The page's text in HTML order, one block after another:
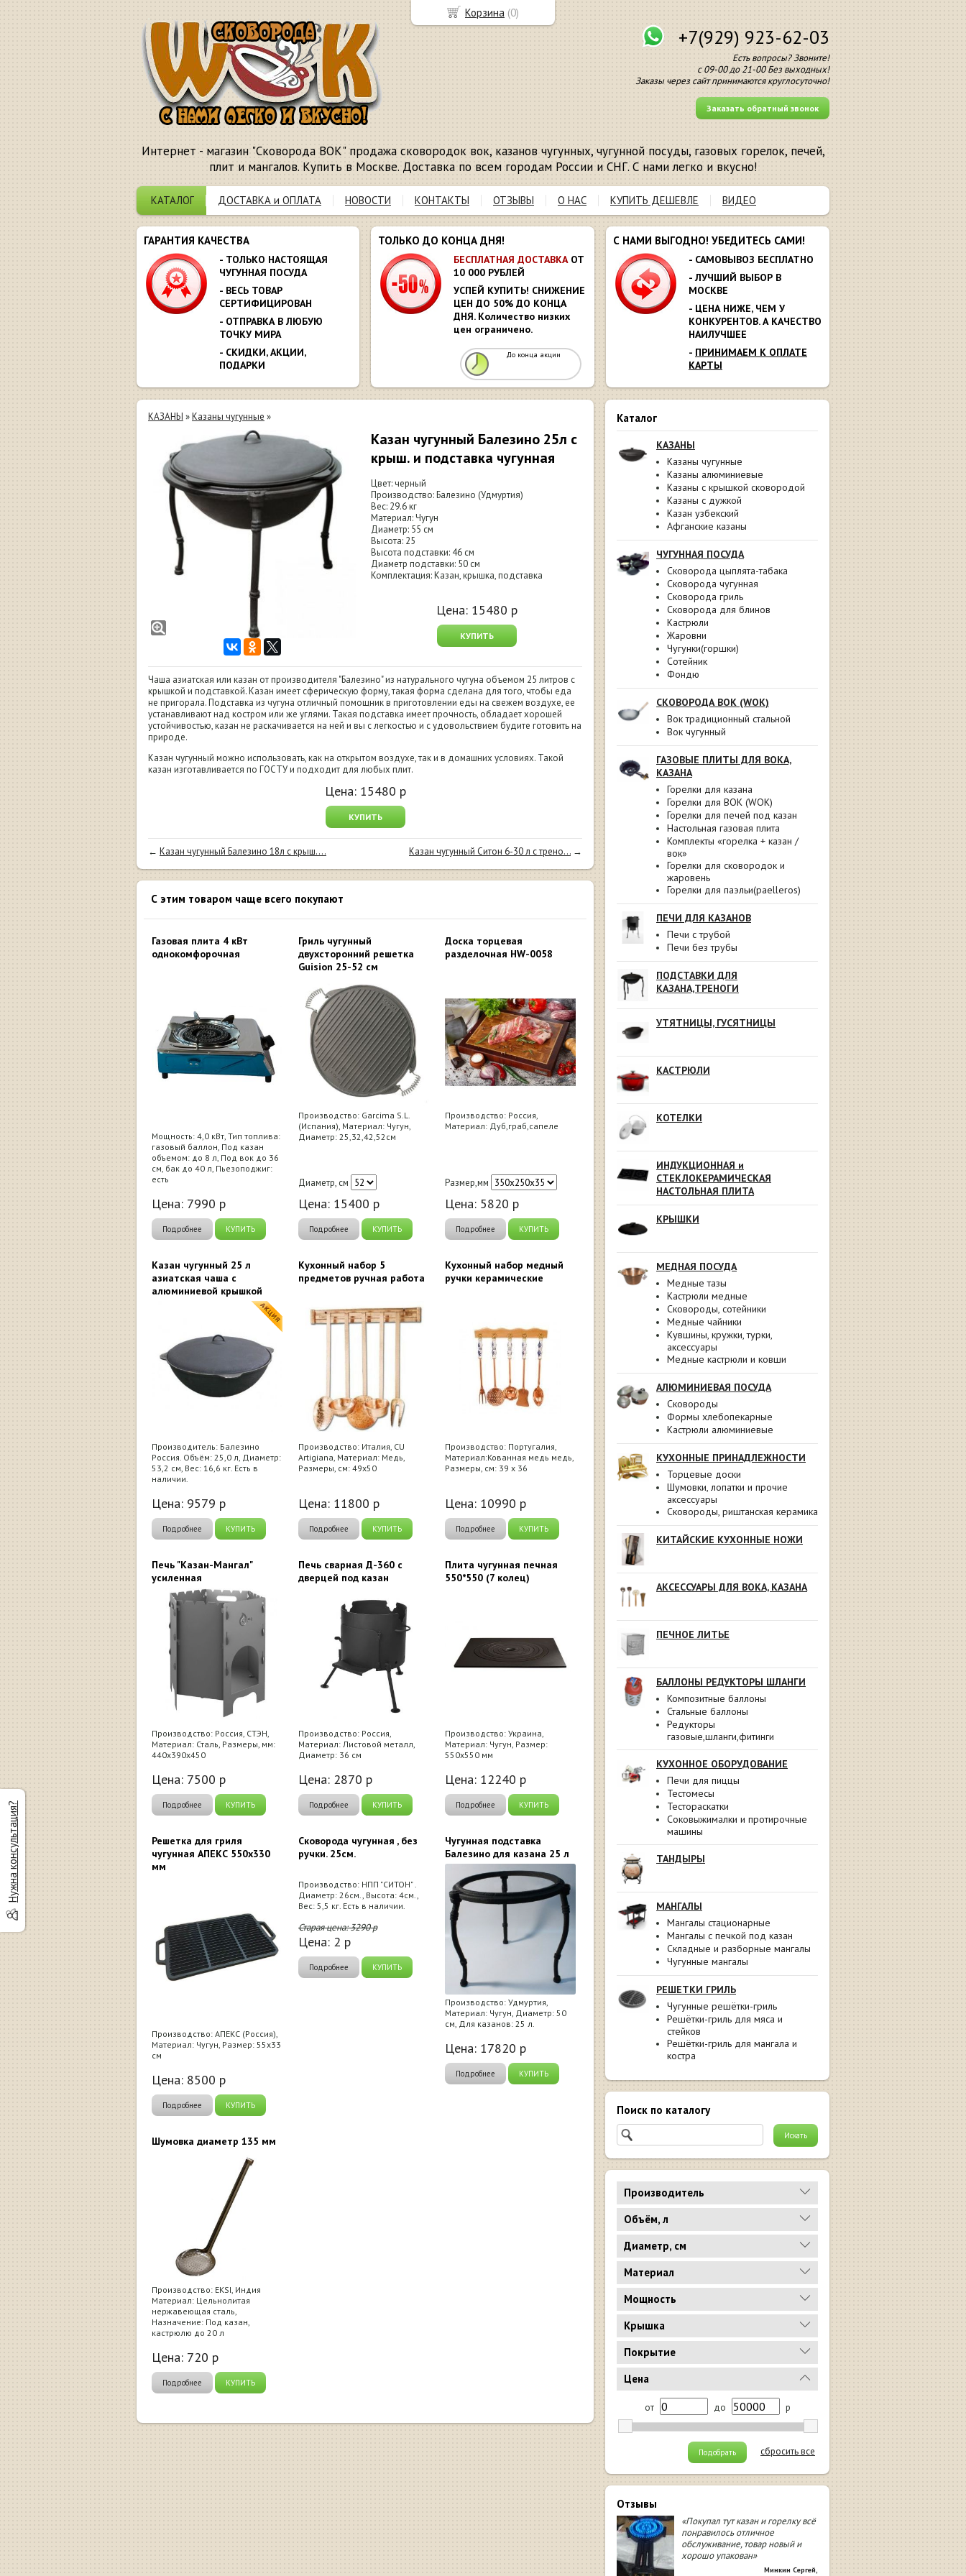
+7(929) 923-62-03
Есть вопросы? Звоните!
с 09-00 до 21-00 Без выходных!
Заказы через сайт принимаются круглосуточно!
Заказать обратный звонок
Интернет - магазин "Сковорода ВОК" продажа сковородок вок, казанов чугунных, чугунной посуды, газовых горелок, печей,
плит и мангалов. Купить в Москве. Доставка по всем городам России и СНГ. С нами легко и вкусно!
КАТАЛОГ ДОСТАВКА и ОПЛАТА НОВОСТИ КОНТАКТЫ ОТЗЫВЫ О НАС КУПИТЬ ДЕШЕВЛЕ ВИДЕО
ГАРАНТИЯ КАЧЕСТВА
- ТОЛЬКО НАСТОЯЩАЯ
ЧУГУННАЯ ПОСУДА
- ВЕСЬ ТОВАР
СЕРТИФИЦИРОВАН
- ОТПРАВКА В ЛЮБУЮ
ТОЧКУ МИРА
- СКИДКИ, АКЦИИ,
ПОДАРКИ
ТОЛЬКО ДО КОНЦА ДНЯ!
БЕСПЛАТНАЯ ДОСТАВКА ОТ
10 000 РУБЛЕЙ
УСПЕЙ КУПИТЬ! СНИЖЕНИЕ
ЦЕН ДО 50% ДО КОНЦА
ДНЯ. Количество низких
цен ограничено.
До конца акции
С НАМИ ВЫГОДНО! УБЕДИТЕСЬ САМИ!
- САМОВЫВОЗ БЕСПЛАТНО
- ЛУЧШИЙ ВЫБОР В
МОСКВЕ
- ЦЕНА НИЖЕ, ЧЕМ У
КОНКУРЕНТОВ. А КАЧЕСТВО
НАИЛУЧШЕЕ
- ПРИНИМАЕМ К ОПЛАТЕ
КАРТЫ
Каталог
КАЗАНЫ
Казаны чугунные
Казаны алюминиевые
Казаны с крышкой сковородой
Казаны с дужкой
Казан узбекский
Афганские казаны
ЧУГУННАЯ ПОСУДА
Сковорода цыплята-табака
Сковорода чугунная
Сковорода гриль
Сковорода для блинов
Кастрюли
Жаровни
Чугунки(горшки)
Сотейник
Фондю
СКОВОРОДА ВОК (WOK)
Вок традиционный стальной
Вок чугунный
ГАЗОВЫЕ ПЛИТЫ ДЛЯ ВОКА,
КАЗАНА
Горелки для казана
Горелки для ВОК (WOK)
Горелки для печей под казан
Настольная газовая плита
Комплекты «горелка + казан /
вок»
Горелки для сковородок и
жаровень
Горелки для паэльи(paelleros)
ПЕЧИ ДЛЯ КАЗАНОВ
Печи с трубой
Печи без трубы
ПОДСТАВКИ ДЛЯ
КАЗАНА,ТРЕНОГИ
УТЯТНИЦЫ, ГУСЯТНИЦЫ
КАСТРЮЛИ
КОТЕЛКИ
ИНДУКЦИОННАЯ и
СТЕКЛОКЕРАМИЧЕСКАЯ
НАСТОЛЬНАЯ ПЛИТА
КРЫШКИ
МЕДНАЯ ПОСУДА
Медные тазы
Кастрюли медные
Сковороды, сотейники
Медные чайники
Кувшины, кружки, турки,
аксессуары
Медные кастрюли и ковши
АЛЮМИНИЕВАЯ ПОСУДА
Сковороды
Формы хлебопекарные
Кастрюли алюминиевые
КУХОННЫЕ ПРИНАДЛЕЖНОСТИ
Торцевые доски
Шумовки, лопатки и прочие
аксессуары
Сковороды, риштанская керамика
КИТАЙСКИЕ КУХОННЫЕ НОЖИ
АКСЕССУАРЫ ДЛЯ ВОКА, КАЗАНА
ПЕЧНОЕ ЛИТЬЕ
БАЛЛОНЫ РЕДУКТОРЫ ШЛАНГИ
Композитные баллоны
Стальные баллоны
Редукторы
газовые,шланги,фитинги
КУХОННОЕ ОБОРУДОВАНИЕ
Печи для пиццы
Тестомесы
Тестораскатки
Соковыжималки и протирочные
машины
ТАНДЫРЫ
МАНГАЛЫ
Мангалы стационарные
Мангалы с печкой под казан
Складные и разборные мангалы
Чугунные мангалы
РЕШЕТКИ ГРИЛЬ
Чугунные решётки-гриль
Решётки-гриль для мяса и
стейков
Решётки-гриль для мангала и
костра
Поиск по каталогу
Производитель
Объём, л
Диаметр, см
Материал
Мощность
Крышка
Покрытие
Цена
от до р
сбросить все
Подобрать
Отзывы
«Покупал тут казан и горелку всё
понравилось отличное
обслуживание, товар новый и
хорошо упакован»
Минкин Сергей,
КАЗАНЫ »Казаны чугунные »
Казан чугунный Балезино 25л с
крыш. и подставка чугунная
Цвет: черный
Производство: Балезино (Удмуртия)
Вес: 29.6 кг
Материал: Чугун
Диаметр: 55 см
Высота: 25
Высота подставки: 46 см
Диаметр подставки: 50 см
Комплектация: Казан, крышка, подставка
Цена: 15480 р
КУПИТЬ
Чаша азиатская или казан от производителя "Балезино" из натурального чугуна объемом 25 литров с
крышкой и подставкой. Казан имеет сферическую форму, такая форма сделана для того, чтобы еда
не пригорала. Подставка из чугуна отличный помощник в приготовлении еды на свежем воздухе, ее
устанавливают над костром или же углями. Такая подставка имеет прочность, обладает хорошей
устойчивостью, казан не раскачивается на ней и вы с легкостью и с удовольствием будите готовить на
природе.
Казан чугунный можно использовать, как на открытом воздухе, так и в домашних условиях. Такой
казан изготавливается по ГОСТУ и подходит для любых плит.
Цена: 15480 р
КУПИТЬ
← Казан чугунный Балезино 18л с крыш.... Казан чугунный Ситон 6-30 л с трено... →
С этим товаром чаще всего покупают
Газовая плита 4 кВт
однокомфорочная
Мощность: 4,0 кВт, Тип топлива:
газовый баллон, Под казан
объемом: до 8 л, Под вок до 36
см, бак до 40 л, Пьезоподжиг:
есть
Цена: 7990 р
Подробнее КУПИТЬ
Гриль чугунный
двухсторонний решетка
Guision 25-52 см
Производство: Garcima S.L.
(Испания), Материал: Чугун,
Диаметр: 25,32,42,52см
Диаметр, см
Цена: 15400 р
Подробнее КУПИТЬ
Доска торцевая
разделочная HW-0058
Производство: Россия,
Материал: Дуб,граб,сапеле
Размер,мм
Цена: 5820 р
Подробнее КУПИТЬ
Казан чугунный 25 л
азиатская чаша с
алюминиевой крышкой
Производитель: Балезино
Россия. Объём: 25,0 л, Диаметр:
53,2 см, Вес: 16,6 кг. Есть в
наличии.
Цена: 9579 р
Подробнее КУПИТЬ
Кухонный набор 5
предметов ручная работа
Производство: Италия, CU
Artigiana, Материал: Медь,
Размеры, см: 49x50
Цена: 11800 р
Подробнее КУПИТЬ
Кухонный набор медный
ручки керамические
Производство: Португалия,
Материал:Кованная медь медь,
Размеры, см: 39 х 36
Цена: 10990 р
Подробнее КУПИТЬ
Печь "Казан-Мангал"
усиленная
Производство: Россия, СТЭН,
Материал: Сталь, Размеры, мм:
440х390х450
Цена: 7500 р
Подробнее КУПИТЬ
Печь сварная Д-360 с
дверцей под казан
Производство: Россия,
Материал: Листовой металл,
Диаметр: 36 см
Цена: 2870 р
Подробнее КУПИТЬ
Плита чугунная печная
550*550 (7 колец)
Производство: Украина,
Материал: Чугун, Размер:
550х550 мм
Цена: 12240 р
Подробнее КУПИТЬ
Решетка для гриля
чугунная АПЕКС 550х330
мм
Производство: АПЕКС (Россия),
Материал: Чугун, Размер: 55х33
см
Цена: 8500 р
Подробнее КУПИТЬ
Сковорода чугунная , без
ручки. 25см.
Производство: НПП "СИТОН" .
Диаметр: 26см., Высота: 4см.,
Вес: 5,5 кг. Есть в наличии.
Старая цена:3290р
Цена: 2 р
Подробнее КУПИТЬ
Чугунная подставка
Балезино для казана 25 л
Производство: Удмуртия,
Материал: Чугун, Диаметр: 50
см, Для казанов: 25 л.
Цена: 17820 р
Подробнее КУПИТЬ
Шумовка диаметр 135 мм
Производство: EKSI, Индия
Материал: Цельнолитая
нержавеющая сталь,
Назначение: Под казан,
кастрюлю до 20 л
Цена: 720 р
Подробнее КУПИТЬ
Нужна консультация?
Корзина (0)